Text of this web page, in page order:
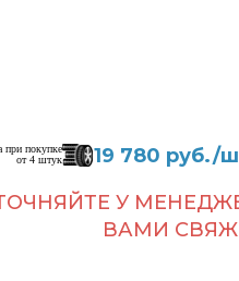
при покупке
от 4 штук
19 780 руб./
У
ВАМИ